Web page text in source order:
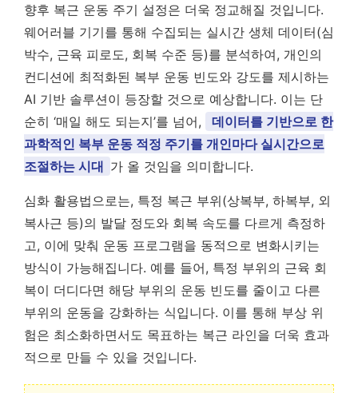
향후 복근 운동 주기 설정은 더욱 정교해질 것입니다.
웨어러블 기기를 통해 수집되는 실시간 생체 데이터(심
박수, 근육 피로도, 회복 수준 등)를 분석하여, 개인의
컨디션에 최적화된 복부 운동 빈도와 강도를 제시하는
AI 기반 솔루션이 등장할 것으로 예상합니다. 이는 단
순히 ‘매일 해도 되는지’를 넘어,
데이터를 기반으로 한
과학적인 복부 운동 적정 주기를 개인마다 실시간으로
조절하는 시대 가 올 것임을 의미합니다.
심화 활용법으로는, 특정 복근 부위(상복부, 하복부, 외
복사근 등)의 발달 정도와 회복 속도를 다르게 측정하
고, 이에 맞춰 운동 프로그램을 동적으로 변화시키는
방식이 가능해집니다. 예를 들어, 특정 부위의 근육 회
복이 더디다면 해당 부위의 운동 빈도를 줄이고 다른
부위의 운동을 강화하는 식입니다. 이를 통해 부상 위
험은 최소화하면서도 목표하는 복근 라인을 더욱 효과
적으로 만들 수 있을 것입니다.